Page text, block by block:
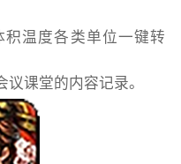
温度各类单位一键转
课堂的内容记录。